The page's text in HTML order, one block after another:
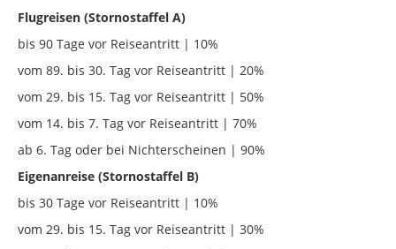
Flugreisen (Stornostaffel A)
bis 90 Tage vor Reiseantritt | 10%
vom 89. bis 30. Tag vor Reiseantritt | 20%
vom 29. bis 15. Tag vor Reiseantritt | 50%
vom 14. bis 7. Tag vor Reiseantritt | 70%
ab 6. Tag oder bei Nichterscheinen | 90%
Eigenanreise (Stornostaffel B)
bis 30 Tage vor Reiseantritt | 10%
vom 29. bis 15. Tag vor Reiseantritt | 30%